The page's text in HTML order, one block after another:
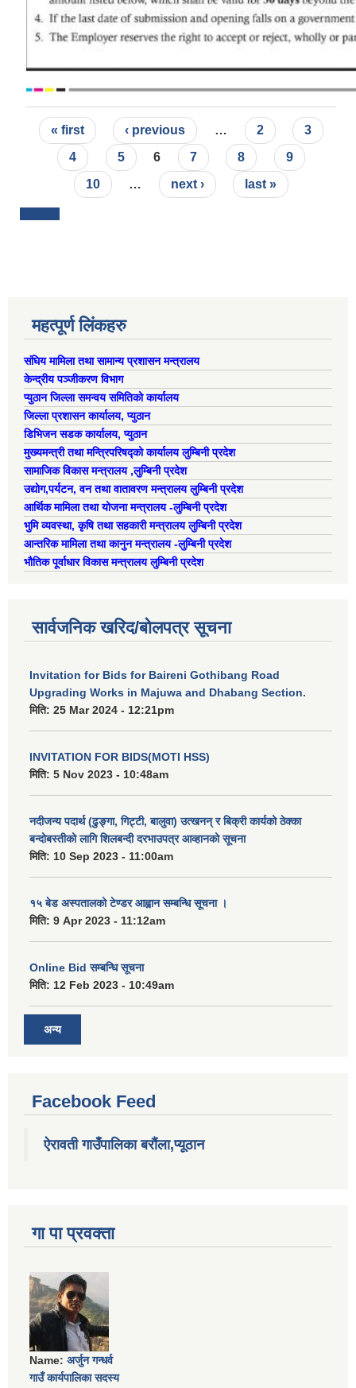
Pages
« first ‹ previous … 2
3
4
5 6 7 8
9
10
… next › last »
महत्पूर्ण लिंकहरु
संघिय मामिला तथा सामान्य प्रशासन मन्त्रालय
केन्द्रीय पञ्जीकरण विभाग
प्युठान जिल्ला समन्वय समितिको कार्यालय
जिल्ला प्रशासन कार्यालय, प्युठान
डिभिजन सडक कार्यालय, प्युठान
मुख्यमन्त्री तथा मन्त्रिपरिषद्को कार्यालय लुम्बिनी प्रदेश
सामाजिक विकास मन्त्रालय ,लुम्बिनी प्रदेश
उद्याेग,पर्यटन, वन तथा वातावरण मन्त्रालय लुम्बिनी प्रदेश
आर्थिक मामिला तथा योजना मन्त्रालय -लुम्बिनी प्रदेश
भुमि व्यवस्था, कृषि तथा सहकारी मन्त्रालय लुम्बिनी प्रदेश
आन्तरिक मामिला तथा कानुन मन्त्रालय -लुम्बिनी प्रदेश
भौतिक पूर्वाधार विकास मन्त्रालय लुम्बिनी प्रदेश
सार्वजनिक खरिद/बोलपत्र सूचना
Invitation for Bids for Baireni Gothibang Road
Upgrading Works in Majuwa and Dhabang Section.
मिति: 25 Mar 2024 - 12:21pm
INVITATION FOR BIDS(MOTI HSS)
मिति: 5 Nov 2023 - 10:48am
नदीजन्य पदार्थ (ढुङ्गा, गिट्टी, बालुवा) उत्खनन् र बिक्री कार्यको ठेक्का
बन्दोबस्तीको लागि शिलबन्दी दरभाउपत्र आव्हानको सूचना
मिति: 10 Sep 2023 - 11:00am
१५ बेड अस्पतालको टेण्डर आह्वान सम्बन्धि सूचना ।
मिति: 9 Apr 2023 - 11:12am
Online Bid सम्बन्धि सूचना
मिति: 12 Feb 2023 - 10:49am
अन्य
Facebook Feed
ऐरावती गाउँपालिका बरौंला,प्यूठान
गा पा प्रवक्ता
Name: अर्जुन गन्धर्व
गाउँ कार्यपालिका सदस्य